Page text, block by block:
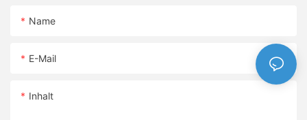
Name
E-Mail
Inhalt